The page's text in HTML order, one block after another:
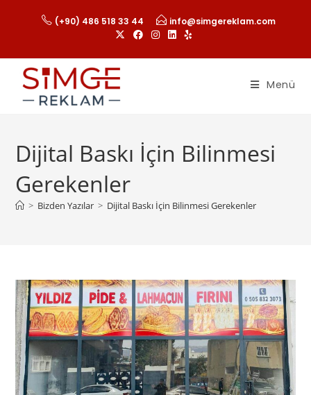
(+90) 486 518 33 44 info@simgereklam.com
Menü
Dijital Baskı İçin Bilinmesi
Gerekenler
> Bizden Yazılar > Dijital Baskı İçin Bilinmesi Gerekenler